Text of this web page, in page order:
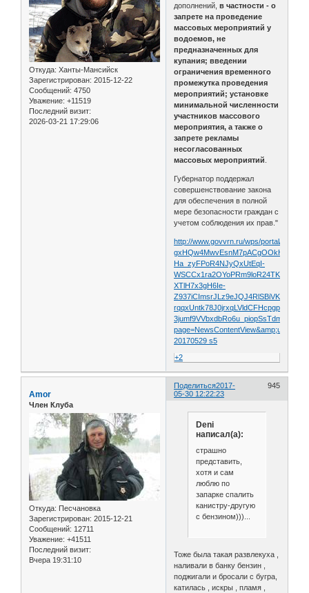
Откуда: Ханты-Мансийск
Зарегистрирован: 2015-12-22
Сообщений: 4750
Уважение: +11519
Последний визит:
2026-03-21 17:29:06
дополнений, в частности - о
запрете на проведение
массовых мероприятий у
водоемов, не
предназначенных для
купания; введении
ограничения временного
промежутка проведения
мероприятий; установке
минимальной численности
участников массового
мероприятия, а также о
запрете рекламы
несогласованных
массовых мероприятий
Губернатор поддержал
совершенствование закона
для обеспечения в полной
мере безопасности граждан с
учетом соблюдения их прав."
http://www.govvrn.ru/wps/portal/!ut/p/
Ha_zyFPoR4NJyQxUtEqI-
XTlH7x3gH6Ie-
20170529 s5
+2
Поделиться 945
2017-
05-30 12:22:23
Amor
Член Клуба
Откуда: Песчановка
Зарегистрирован: 2015-12-21
Сообщений: 12711
Уважение: +41511
Последний визит:
Вчера 19:31:10
Deni
написал(а):
страшно
представить,
хотя и сам
люблю по
запарке спалить
канистру-другую
с бензином)))...
Тоже была такая развлекуха ,
наливали в банку бензин ,
поджигали и бросали с бугра,
катилась , искры , пламя ,